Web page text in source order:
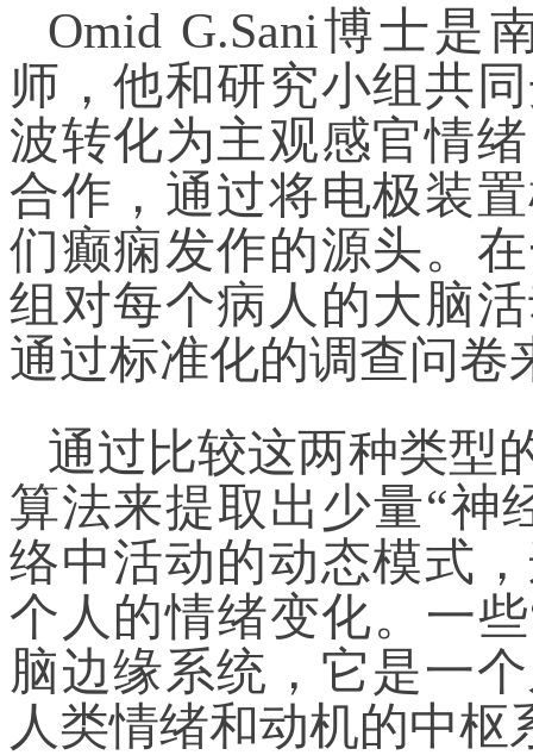
Omid G.Sani博士
师，他和研究小组共
波转化为主观感官情
合作，通过将电极装
们癫痫发作的源头。
组对每个病人的大脑
通过标准化的调查问卷
通过比较这两种类型
算法来提取出少量“神
络中活动的动态模式
个人的情绪变化。一
脑边缘系统，它是一
人类情绪和动机的中枢